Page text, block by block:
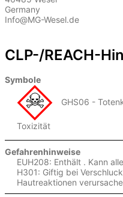
Germany
Info@MG-Wesel.de
CLP-/REACH-
Symbole
GHS06 -
Toxizität
Gefahrenhinweise
EUH208: Enthält . Kann
H301: Giftig bei
Hautreaktionen